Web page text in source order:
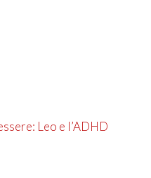
Leo e l’ADHD